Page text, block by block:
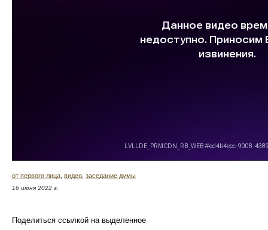
от первого лица видео заседание думы
16 июня 2022 г.
Поделиться ссылкой на выделенное